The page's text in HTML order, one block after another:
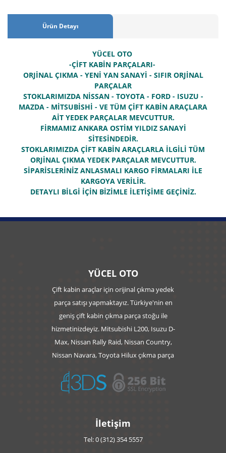
Ürün Detayı
YÜCEL OTO
-ÇİFT KABİN PARÇALARI-
ORJİNAL ÇIKMA - YENİ YAN SANAYİ - SIFIR ORJİNAL
PARÇALAR
STOKLARIMIZDA NİSSAN - TOYOTA - FORD - ISUZU -
MAZDA - MİTSUBİSHİ - VE TÜM ÇİFT KABİN ARAÇLARA
AİT YEDEK PARÇALAR MEVCUTTUR.
FİRMAMIZ ANKARA OSTİM YILDIZ SANAYİ
SİTESİNDEDİR.
STOKLARIMIZDA ÇİFT KABİN ARAÇLARLA İLGİLİ TÜM
ORJİNAL ÇIKMA YEDEK PARÇALAR MEVCUTTUR.
SİPARİSLERİNİZ ANLASMALI KARGO FİRMALARI İLE
KARGOYA VERİLİR.
DETAYLI BİLGİ İÇİN BİZİMLE İLETİŞİME GEÇİNİZ.
YÜCEL OTO
Çift kabin araçlar için orijinal çıkma yedek
parça satışı yapmaktayız. Türkiye'nin en
geniş çift kabin çıkma parça stoğu ile
hizmetinizdeyiz. Mitsubishi L200, Isuzu D-
Max, Nissan Rally Raid, Nissan Country,
Nissan Navara, Toyota Hilux çıkma parça
İletişim
Tel: 0 (312) 354 5557